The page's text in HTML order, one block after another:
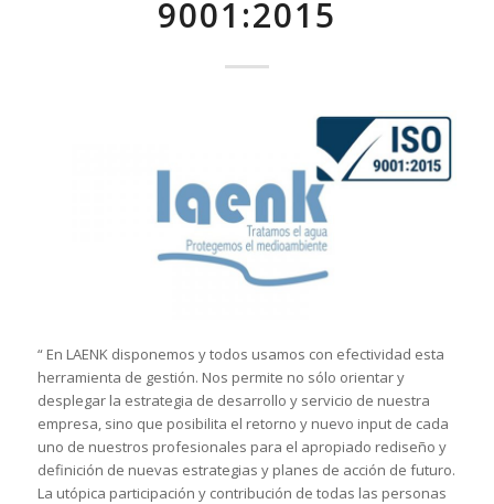
9001:2015
“ En LAENK disponemos y todos usamos con efectividad esta
herramienta de gestión. Nos permite no sólo orientar y
desplegar la estrategia de desarrollo y servicio de nuestra
empresa, sino que posibilita el retorno y nuevo input de cada
uno de nuestros profesionales para el apropiado rediseño y
definición de nuevas estrategias y planes de acción de futuro.
La utópica participación y contribución de todas las personas